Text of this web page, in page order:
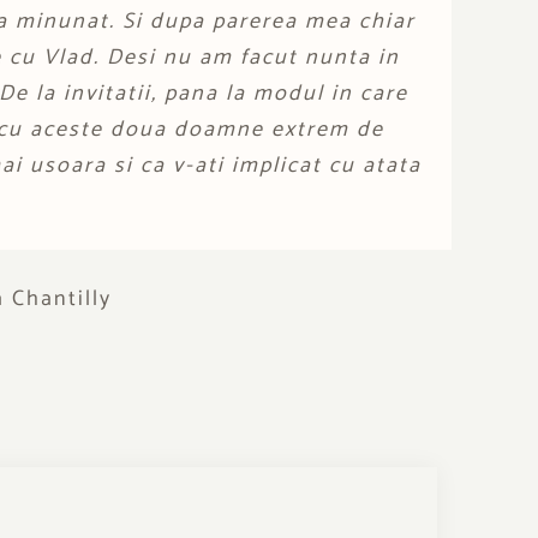
Si dupa parerea mea chiar
Vlad. Desi nu am facut nunta in
la invitatii, pana la modul in care
aceste doua doamne extrem de
usoara si ca v-ati implicat cu atata
Chantilly
delicate cu si fara gluten (e
si creme delicate, mini tarte
au primit si ele tutu-uri bleu si
traia acolo, pentru sarbatorita si
de nasa si sa plec, va spun
in mod spectaculos si gust in